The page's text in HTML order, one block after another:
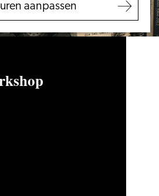
aanpassen
Regio Leiden